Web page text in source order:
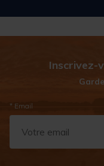
Inscrivez-
* Email